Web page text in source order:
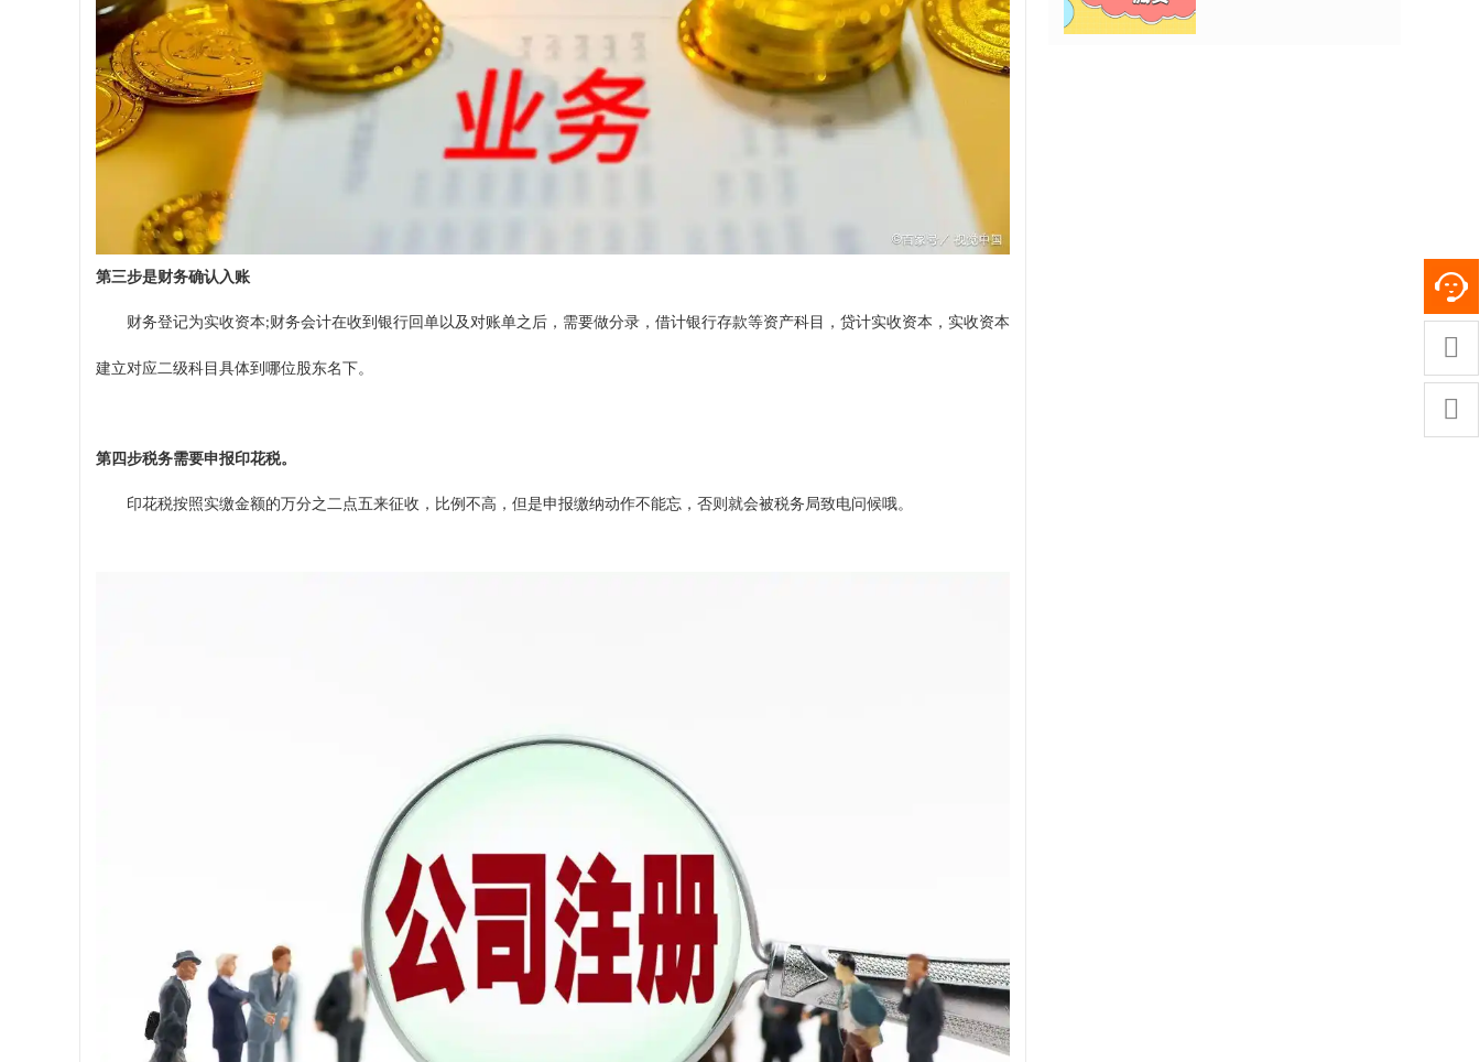
第三步是财务确认入账
财务登记为实收资本;财务会计在收到银行回单以及对账单之后，需要做分录，借计银行存款等资产科目，贷计实收资本，实收资本
建立对应二级科目具体到哪位股东名下。
第四步税务需要申报印花税。
印花税按照实缴金额的万分之二点五来征收，比例不高，但是申报缴纳动作不能忘，否则就会被税务局致电问候哦。

